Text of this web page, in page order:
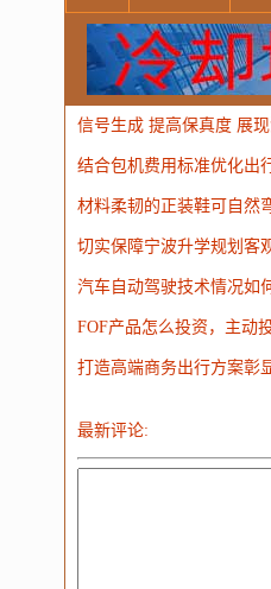
Windows Oracle
MongoDB 运营
电子 娱乐 设计
WordPress HTTP
信号生成 提高保真度 展
结合包机费用标准优化出
材料柔韧的正装鞋可自然
切实保障宁波升学规划客
FOF产品怎么投资，主动
打造高端商务出行方案彰
最新评论: